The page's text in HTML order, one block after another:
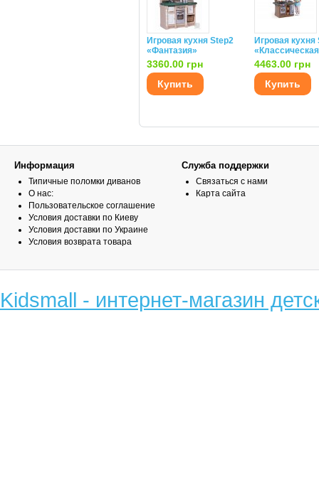
Игровая кухня Step2
«Фантазия»
3360.00 грн
Купить
Игровая кухня
4463.00 грн
Купить
Информация
Типичные поломки диванов
О нас:
Пользовательское соглашение
Условия доставки по Киеву
Условия доставки по Украине
Условия возврата товара
Служба поддержки
Связаться с нами
Карта сайта
Kidsmall - интернет-магазин